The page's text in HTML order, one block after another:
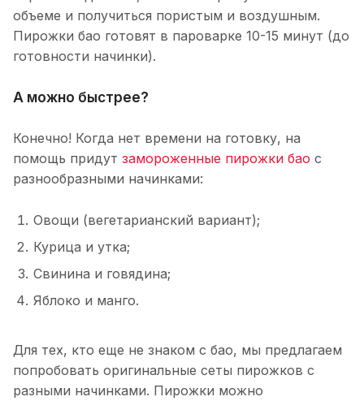
объеме и получиться пористым и воздушным.
Пирожки бао готовят в пароварке 10-15 минут (до
готовности начинки).
А можно быстрее?
Конечно! Когда нет времени на готовку, на
помощь придут замороженные пирожки бао с
разнообразными начинками:
Овощи (вегетарианский вариант);
Курица и утка;
Свинина и говядина;
Яблоко и манго.
Для тех, кто еще не знаком с бао, мы предлагаем
попробовать оригинальные сеты пирожков с
разными начинками. Пирожки можно